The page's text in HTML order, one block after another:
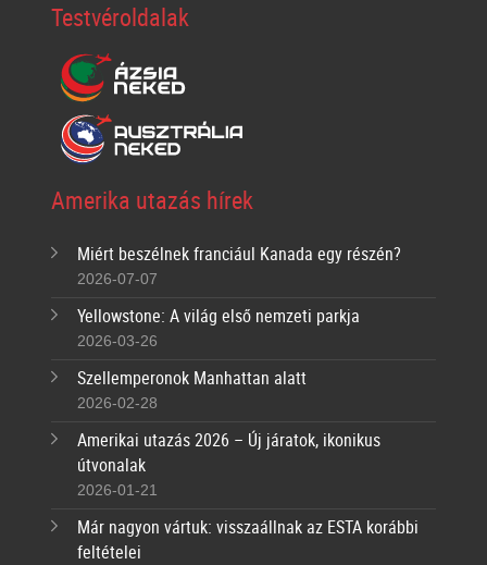
Testvéroldalak
Amerika utazás hírek
Miért beszélnek franciául Kanada egy részén?
2026-07-07
Yellowstone: A világ első nemzeti parkja
2026-03-26
Szellemperonok Manhattan alatt
2026-02-28
Amerikai utazás 2026 – Új járatok, ikonikus
útvonalak
2026-01-21
Már nagyon vártuk: visszaállnak az ESTA korábbi
feltételei